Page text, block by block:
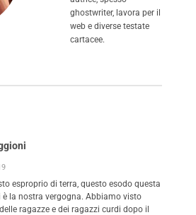
ghostwriter, lavora per il
web e diverse testate
cartacee.
esproprio di terra, questo esodo questa
la nostra vergogna. Abbiamo visto
ragazze e dei ragazzi curdi dopo il